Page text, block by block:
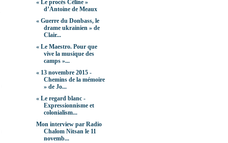
« Le procès Céline »
d’Antoine de Meaux
« Guerre du Donbass, le
drame ukrainien » de
Clair...
« Le Maestro. Pour que
vive la musique des
camps »...
« 13 novembre 2015 -
Chemins de la mémoire
» de Jo...
« Le regard blanc -
Expressionnisme et
colonialism...
Mon interview par Radio
Chalom Nitsan le 11
novemb...